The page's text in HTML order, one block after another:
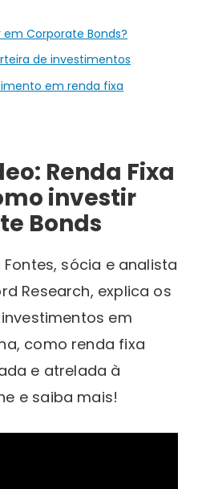
Corporate Bonds?
de investimentos
em renda fixa
Renda Fixa
investir
Bonds
sócia e analista
Research, explica os
em
como renda fixa
e atrelada à
e saiba mais!